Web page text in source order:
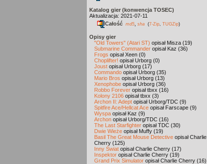
Katalog gier (konwencja TOSEC)
Aktualizacja: 2021-07-11
Całość md5 sha (7-Zip TUGZip)
Opisy gier
"Old Towers" (Atari ST) opisał Misza (19)
Submarine Commander opisał Kaz (36)
Frogs opisał Xeen (0)
Choplifter! opisał Urborg (0)
Joust opisał Urborg (17)
Commando opisał Urborg (35)
Mario Bros opisał Urborg (13)
Xenophobe opisał Urborg (36)
Robbo Forever opisał tbxx (16)
Kolony 2106 opisał tbxx (3)
Archon II: Adept opisał Urborg/TDC (9)
Spitfire Ace/Hellcat Ace opisał Farscape (9)
Wyspa opisał Kaz (9)
Archon opisał Urborg/TDC (16)
The Last Starfighter opisał TDC (30)
Dwie Wieże opisał Muffy (19)
Basil The Great Mouse Detective opisał Charlie
Cherry (125)
Inny Świat opisał Charlie Cherry (17)
Inspektor opisał Charlie Cherry (19)
Grand Prix Simulator opisał Charlie Cherry (16)